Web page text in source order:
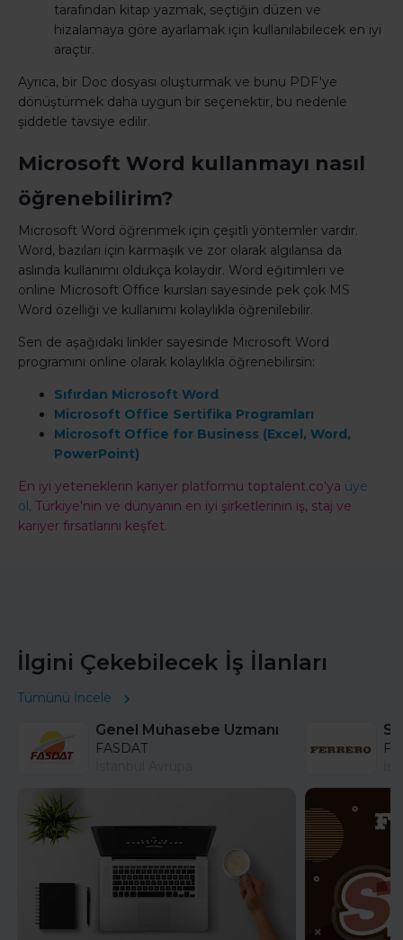
tarafından kitap yazmak, seçtiğin düzen ve
hizalamaya göre ayarlamak için kullanılabilecek en iyi
araçtır.
Ayrıca, bir Doc dosyası oluşturmak ve bunu PDF'ye
dönüştürmek daha uygun bir seçenektir, bu nedenle
şiddetle tavsiye edilir.
Microsoft Word kullanmayı nasıl
öğrenebilirim?
Microsoft Word öğrenmek için çeşitli yöntemler vardır.
Word, bazıları için karmaşık ve zor olarak algılansa da
aslında kullanımı oldukça kolaydır. Word eğitimleri ve
online Microsoft Office kursları sayesinde pek çok MS
Word özelliği ve kullanımı kolaylıkla öğrenilebilir.
Sen de aşağıdaki linkler sayesinde Microsoft Word
programını online olarak kolaylıkla öğrenebilirsin:
Sıfırdan Microsoft Word
Microsoft Office Sertifika Programları
Microsoft Office for Business (Excel, Word,
PowerPoint)
En iyi yeteneklerin kariyer platformu toptalent.co'ya üye
ol, Türkiye'nin ve dünyanın en iyi şirketlerinin iş, staj ve
kariyer fırsatlarını keşfet.
İlgini Çekebilecek İş İlanları
Tümünü İncele
Genel Muhasebe Uzmanı
FASDAT